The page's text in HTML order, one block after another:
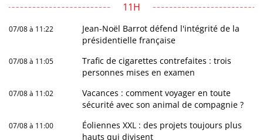
11H
07/08 à 11:22
Jean-Noël Barrot défend l'intégrité de la
présidentielle française
07/08 à 11:05
Trafic de cigarettes contrefaites : trois
personnes mises en examen
07/08 à 11:02
Vacances : comment voyager en toute
sécurité avec son animal de compagnie ?
07/08 à 11:00
Éoliennes XXL : des projets toujours plus
hauts qui divisent